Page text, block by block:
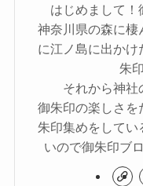
はじめまして！
神奈川県の森に棲
に江ノ島に出か
朱
それから神社
御朱印の楽しさを
朱印集めをしてい
いので御朱印ブ